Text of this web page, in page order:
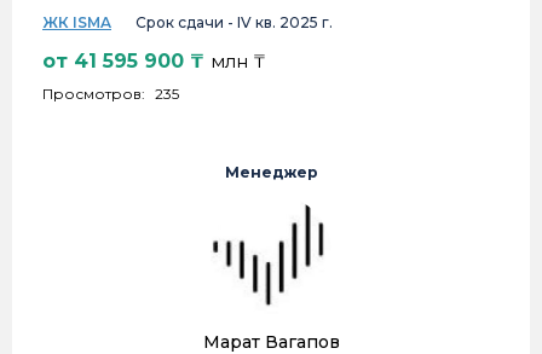
ЖК ISMA Срок сдачи - IV кв. 2025 г.
от 41 595 900 ₸ млн ₸
Просмотров: 235
Менеджер
Марат Вагапов